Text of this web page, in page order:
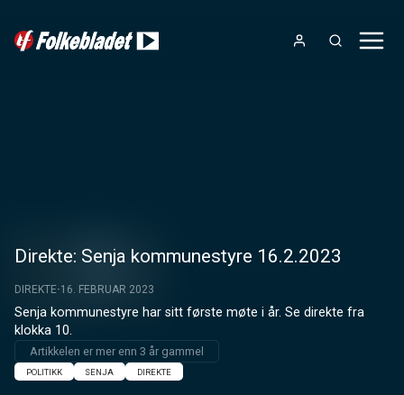
Direkte: Senja kommunestyre 16.2.2023
DIREKTE 16. FEBRUAR 2023
Senja kommunestyre har sitt første møte i år. Se direkte fra
klokka 10.
Artikkelen er mer enn 3 år gammel
POLITIKK SENJA DIREKTE